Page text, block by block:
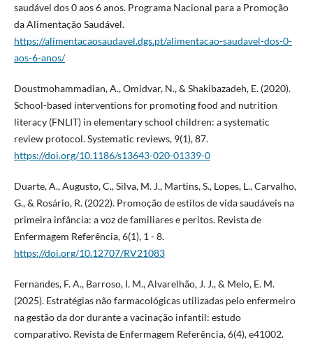
saudável dos 0 aos 6 anos. Programa Nacional para a Promoção
da Alimentação Saudável.
https://alimentacaosaudavel.dgs.pt/alimentacao-saudavel-dos-0-
aos-6-anos/
Doustmohammadian, A., Omidvar, N., & Shakibazadeh, E. (2020).
School-based interventions for promoting food and nutrition
literacy (FNLIT) in elementary school children: a systematic
review protocol. Systematic reviews, 9(1), 87.
https://doi.org/10.1186/s13643-020-01339-0
Duarte, A., Augusto, C., Silva, M. J., Martins, S., Lopes, L., Carvalho,
G., & Rosário, R. (2022). Promoção de estilos de vida saudáveis na
primeira infância: a voz de familiares e peritos. Revista de
Enfermagem Referência, 6(1), 1 - 8.
https://doi.org/10.12707/RV21083
Fernandes, F. A., Barroso, I. M., Alvarelhão, J. J., & Melo, E. M.
(2025). Estratégias não farmacológicas utilizadas pelo enfermeiro
na gestão da dor durante a vacinação infantil: estudo
comparativo. Revista de Enfermagem Referência, 6(4), e41002.